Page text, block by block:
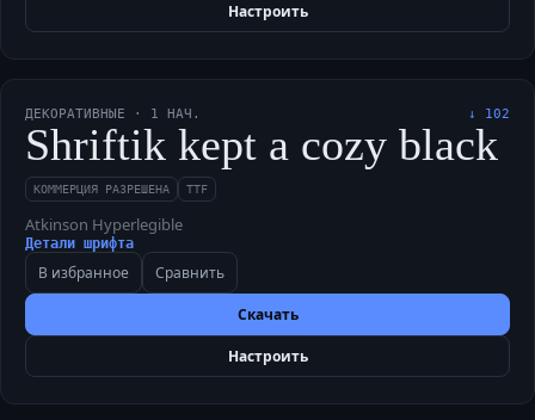
Настроить
ДЕКОРАТИВНЫЕ · 1 НАЧ. ↓ 102
Shriftik kept a cozy black
КОММЕРЦИЯ РАЗРЕШЕНА TTF
Atkinson Hyperlegible
Детали шрифта
В избранное Сравнить
Скачать
Настроить